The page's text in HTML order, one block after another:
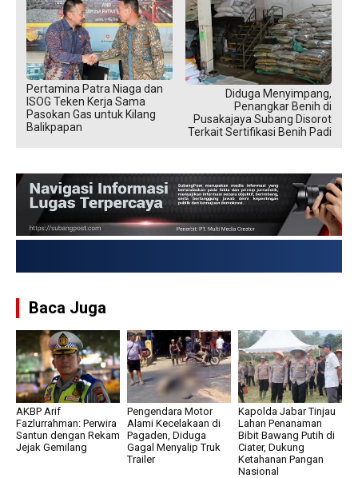
Pertamina Patra Niaga dan
ISOG Teken Kerja Sama
Pasokan Gas untuk Kilang
Balikpapan
Diduga Menyimpang,
Penangkar Benih di
Pusakajaya Subang Disorot
Terkait Sertifikasi Benih Padi
Baca Juga
AKBP Arif
Fazlurrahman: Perwira
Santun dengan Rekam
Jejak Gemilang
Pengendara Motor
Alami Kecelakaan di
Pagaden, Diduga
Gagal Menyalip Truk
Trailer
Kapolda Jabar Tinjau
Lahan Penanaman
Bibit Bawang Putih di
Ciater, Dukung
Ketahanan Pangan
Nasional